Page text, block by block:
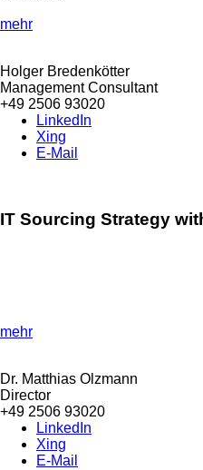
mehr
Holger Bredenkötter
Management Consultant
+49 2506 93020
LinkedIn
Xing
E-Mail
IT Sourcing Strategy
mehr
Dr. Matthias Olzmann
Director
+49 2506 93020
LinkedIn
Xing
E-Mail